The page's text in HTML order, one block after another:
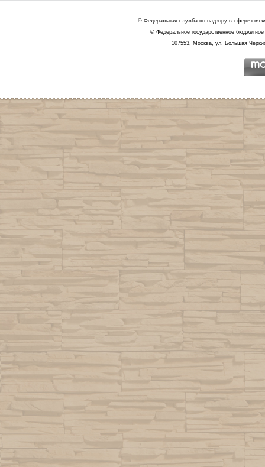
© Федеральная служба по надзору в сфере
© Федеральное государственное
107553, Москва, ул. Большая